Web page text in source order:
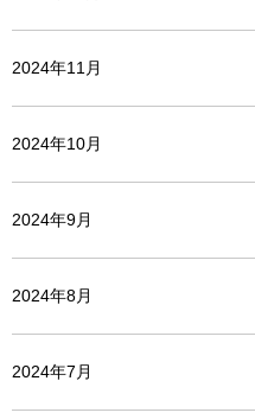
2024年11月
2024年10月
2024年9月
2024年8月
2024年7月